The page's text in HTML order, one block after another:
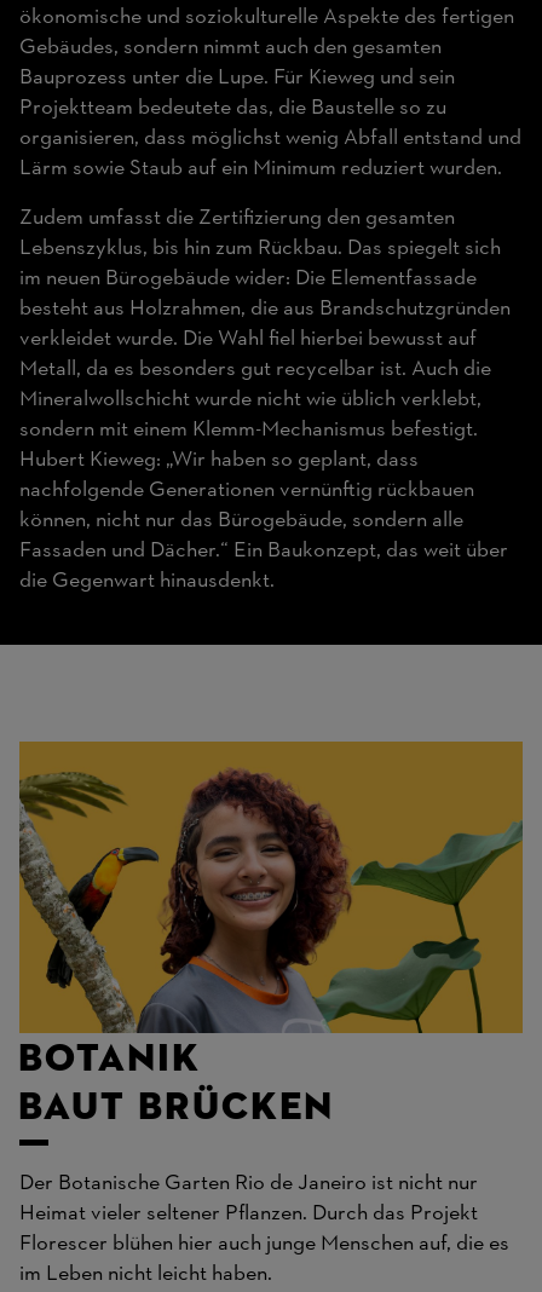
18.000
Kubikmeter
ökonomische und soziokulturelle Aspekte des fertigen
Gebäudes, sondern nimmt auch den gesamten
Bauprozess unter die Lupe. Für Kieweg und sein
Projektteam bedeutete das, die Baustelle so zu
organisieren, dass möglichst wenig Abfall entstand und
Lärm sowie Staub auf ein Minimum reduziert wurden.
Zudem umfasst die Zertifizierung den gesamten
Lebenszyklus, bis hin zum Rückbau. Das spiegelt sich
im neuen Bürogebäude wider: Die Elementfassade
besteht aus Holzrahmen, die aus Brandschutzgründen
verkleidet wurde. Die Wahl fiel hierbei bewusst auf
Metall, da es besonders gut recycelbar ist. Auch die
Mineralwollschicht wurde nicht wie üblich verklebt,
sondern mit einem Klemm-Mechanismus befestigt.
Hubert Kieweg: „Wir haben so geplant, dass
nachfolgende Generationen vernünftig rückbauen
können, nicht nur das Bürogebäude, sondern alle
Fassaden und Dächer.“ Ein Baukonzept, das weit über
die Gegenwart hinausdenkt.
Botanik
baut Brücken
Der Botanische Garten Rio de Janeiro ist nicht nur
Heimat vieler seltener Pflanzen. Durch das Projekt
Florescer blühen hier auch junge Menschen auf, die es
im Leben nicht leicht haben.